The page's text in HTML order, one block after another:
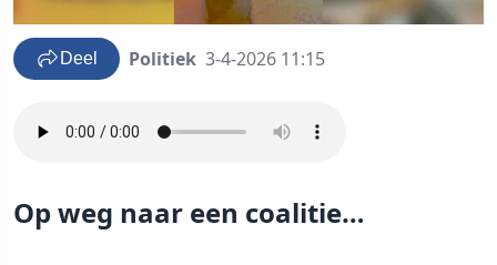
Deel Politiek 3-4-2026 11:15
Op weg naar een coalitie…